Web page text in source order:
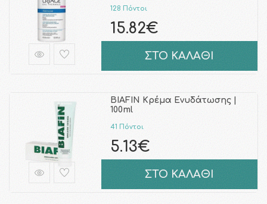
128 Πόντοι
15.82€
ΣΤΟ ΚΑΛΑΘΙ
BIAFIN Κρέμα Ενυδάτωσης |
100ml
41 Πόντοι
5.13€
ΣΤΟ ΚΑΛΑΘΙ